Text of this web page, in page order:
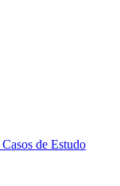
Casos de Estudo